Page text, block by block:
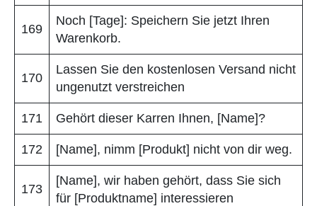
169
Noch [Tage]: Speichern Sie jetzt Ihren
Warenkorb.
170
Lassen Sie den kostenlosen Versand nicht
ungenutzt verstreichen
171 Gehört dieser Karren Ihnen, [Name]?
172 [Name], nimm [Produkt] nicht von dir weg.
173
[Name], wir haben gehört, dass Sie sich
für [Produktname] interessieren